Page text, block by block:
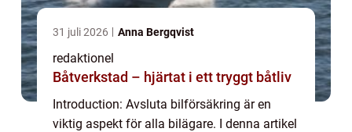
31 juli 2026 Anna Bergqvist
redaktionel
Båtverkstad – hjärtat i ett tryggt båtliv
Introduction: Avsluta bilförsäkring är en
viktig aspekt för alla bilägare. I denna artikel